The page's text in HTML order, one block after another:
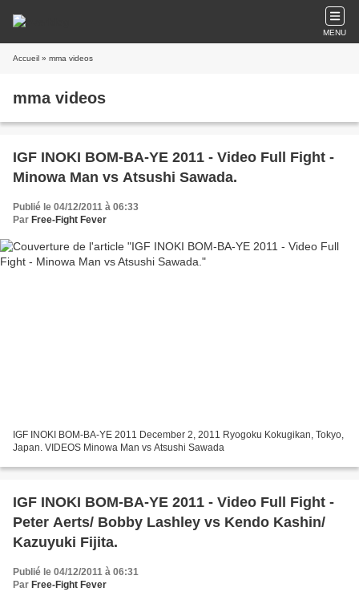
MENU
Accueil » mma videos
mma videos
IGF INOKI BOM-BA-YE 2011 - Video Full Fight -
Minowa Man vs Atsushi Sawada.
Publié le 04/12/2011 à 06:33
Par Free-Fight Fever
IGF INOKI BOM-BA-YE 2011 December 2, 2011 Ryogoku Kokugikan, Tokyo,
Japan. VIDEOS Minowa Man vs Atsushi Sawada
IGF INOKI BOM-BA-YE 2011 - Video Full Fight -
Peter Aerts/ Bobby Lashley vs Kendo Kashin/
Kazuyuki Fijita.
Publié le 04/12/2011 à 06:31
Par Free-Fight Fever